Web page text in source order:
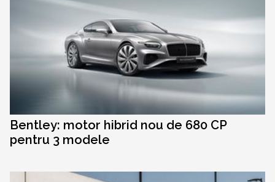
Bentley: motor hibrid nou de 680 CP
pentru 3 modele